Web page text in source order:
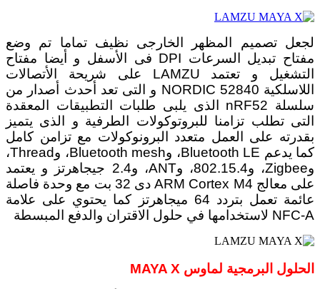
لجعل تصميم المظهر الخارجى نظيف تماما تم وضع
مفتاح تبديل السرعات DPI فى الأسفل و أيضا مفتاح
التشغيل و تعتمد LAMZU على شريحة الأتصالات
اللاسلكية NORDIC 52840 و التى تعد أحدث أصدار من
سلسلة nRF52 الذى يلبى طلبات التطبيقات المعقدة
التى تطلب تزامنا للبروتوكولات الطرفية و الذى يتميز
بقدرته على العمل متعدد البرونوكولات مع تزامن كامل
كما يدعم Bluetooth LE، وBluetooth mesh، وThread،
وZigbee، و802.15.4، وANT، و2.4 جيجاهرتز و يعتمد
على معالج ARM Cortex M4 دى 32 بت مع وحدة فاصلة
عائمة تعمل بتردد 64 ميجاهرتز كما يحتوي على علامة
NFC-A لاستخدامها في حلول الاقتران والدفع المبسطة
الحلول البرمجية لماوس MAYA X